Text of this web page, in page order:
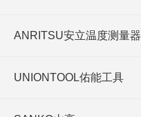
ANRITSU安立温度测量器
UNIONTOOL佑能工具